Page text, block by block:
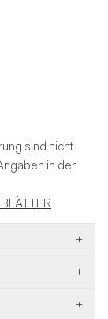
sind nicht
in der
+
+
+